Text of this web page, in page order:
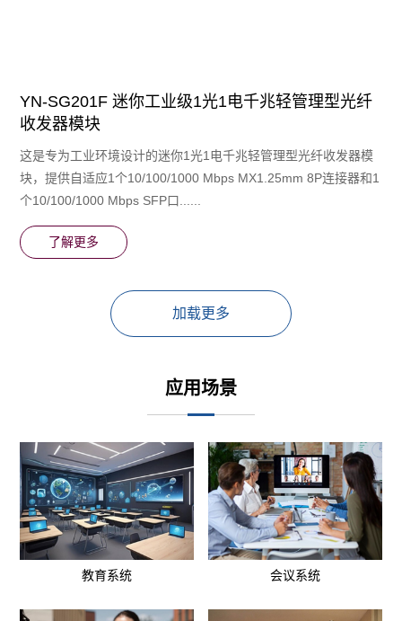
YN-SG201F 迷你工业级1光1电千兆轻管理型光纤
收发器模块
这是专为⼯业环境设计的迷你1光1电千兆轻管理型光纤收发器模
块，提供⾃适应1个10/100/1000 Mbps MX1.25mm 8P连接器和1
个10/100/1000 Mbps SFP口......
了解更多
应用场景
教育系统 会议系统